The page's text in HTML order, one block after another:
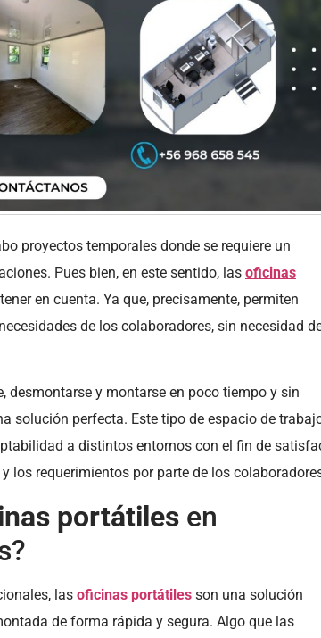
proyectos temporales donde se requiere un
Pues bien, en este sentido, las oficinas
en cuenta. Ya que, precisamente, permiten
de los colaboradores, sin necesidad
desmontarse y montarse en poco tiempo y sin
solución perfecta. Este tipo de espacio de
a distintos entornos con el fin de
los requerimientos por parte de los
portátiles en
las oficinas portátiles son una solución
de forma rápida y segura. Algo que las